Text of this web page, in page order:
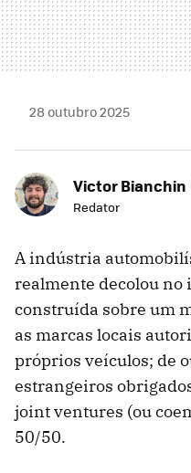
28 outubro 2025
Victor Bianchin
Redator
A indústria
realmente decolou no
construída sobre um
as marcas locais
próprios veículos; de
estrangeiros
joint ventures (ou
50/50.